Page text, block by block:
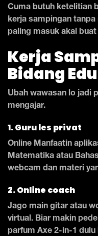
Cuma butuh ketelitian
kerja sampingan
paling masuk akal
Kerja
Bidang
Ubah wawasan lo jadi
mengajar.
1. Guru les privat
Online Manfaatin
Matematika atau
webcam dan materi
2. Online coach
Jago main gitar atau
virtual. Biar makin
parfum Axe 2-in-1